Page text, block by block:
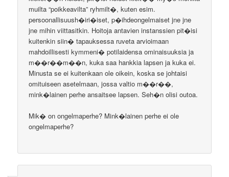
muilta “poikkeavilta” ryhmilt�, kuten esim.
persoonallisuush�iri�iset, p�ihdeongelmaiset jne jne
jne mihin viittasitkin. Hoitoja antavien instanssien pit�isi
kuitenkin siin� tapauksessa ruveta arvioimaan
mahdoillisesti kymmeni� potilaidensa ominaisuuksia ja
m��r��m��n, kuka saa hankkia lapsen ja kuka ei.
Minusta se ei kuitenkaan ole oikein, koska se johtaisi
omituiseen asetelmaan, jossa valtio m��r��,
mink�lainen perhe ansaitsee lapsen. Seh�n olisi outoa.
Mik� on ongelmaperhe? Mink�lainen perhe ei ole
ongelmaperhe?